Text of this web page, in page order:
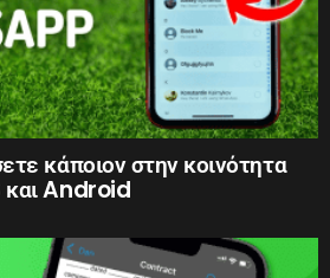
κάποιον στην κοινότητα
Android